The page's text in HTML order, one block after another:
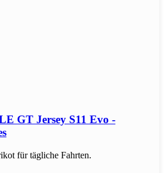
GT Jersey S11 Evo -
für tägliche Fahrten.